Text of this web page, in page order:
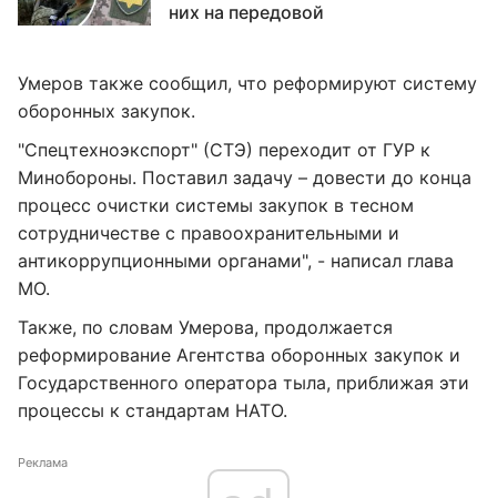
них на передовой
Умеров также сообщил, что реформируют систему
оборонных закупок.
"Спецтехноэкспорт" (СТЭ) переходит от ГУР к
Минобороны. Поставил задачу – довести до конца
процесс очистки системы закупок в тесном
сотрудничестве с правоохранительными и
антикоррупционными органами", - написал глава
МО.
Также, по словам Умерова, продолжается
реформирование Агентства оборонных закупок и
Государственного оператора тыла, приближая эти
процессы к стандартам НАТО.
Реклама